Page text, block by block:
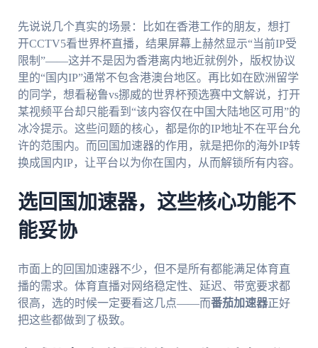
先说说几个真实的场景：比如在香港工作的朋友，想打
开CCTV5看世界杯直播，结果屏幕上赫然显示“当前IP受
限制”——这并不是因为香港离内地近就例外，版权协议
里的“国内IP”通常不包含港澳台地区。再比如在欧洲留学
的同学，想看秘鲁vs挪威的世界杯预选赛中文解说，打开
某视频平台却只能看到“该内容仅在中国大陆地区可用”的
冰冷提示。这些问题的核心，都是你的IP地址不在平台允
许的范围内。而回国加速器的作用，就是把你的海外IP转
换成国内IP，让平台以为你在国内，从而解锁所有内容。
选回国加速器，这些核心功能不
能妥协
市面上的回国加速器不少，但不是所有都能满足体育直
播的需求。体育直播对网络稳定性、延迟、带宽要求都
很高，选的时候一定要看这几点——而番茄加速器正好
把这些都做到了极致。